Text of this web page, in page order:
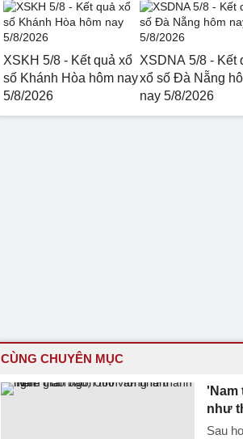
XSKH 5/8 - Kết quả xổ
số Khánh Hòa hôm nay
5/8/2026
XSDNA 5/8 - Kết
xổ số Đà Nẵng
nay 5/8/2026
CÙNG CHUYÊN MỤC
'Nam
như
Sau